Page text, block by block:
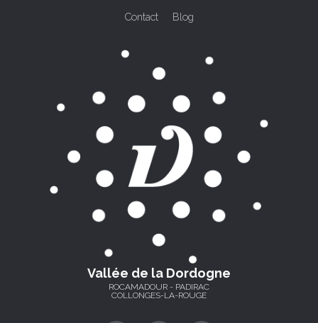
Contact Blog
Vallée de la Dordogne
ROCAMADOUR - PADIRAC
COLLONGES-LA-ROUGE